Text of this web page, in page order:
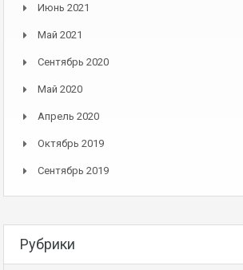
Июнь 2021
Май 2021
Сентябрь 2020
Май 2020
Апрель 2020
Октябрь 2019
Сентябрь 2019
Рубрики